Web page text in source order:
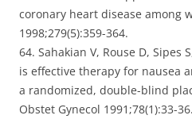
coronary heart disease among
1998;279(5):359-364.
64. Sahakian V, Rouse D, Sipes
is effective therapy for nausea
a randomized, double-blind
Obstet Gynecol 1991;78(1):33-36.